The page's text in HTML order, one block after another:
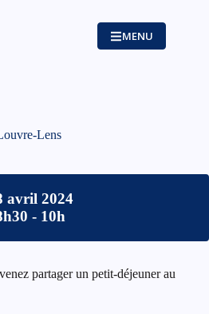
MENU
Lens
avril 2024
- 10h
partager un petit-déjeuner au